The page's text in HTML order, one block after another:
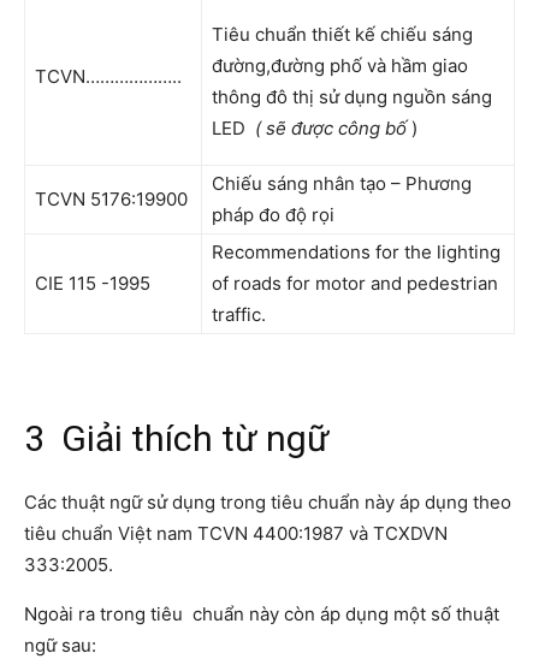
TCVN………………..
Tiêu chuẩn thiết kế chiếu sáng
đường,đường phố và hầm giao
thông đô thị sử dụng nguồn sáng
LED ( sẽ được công bố)
TCVN 5176:19900
Chiếu sáng nhân tạo – Phương
pháp đo độ rọi
CIE 115 -1995
Recommendations for the lighting
of roads for motor and pedestrian
traffic.
3 Giải thích từ ngữ
Các thuật ngữ sử dụng trong tiêu chuẩn này áp dụng theo
tiêu chuẩn Việt nam TCVN 4400:1987 và TCXDVN
333:2005.
Ngoài ra trong tiêu chuẩn này còn áp dụng một số thuật
ngữ sau: